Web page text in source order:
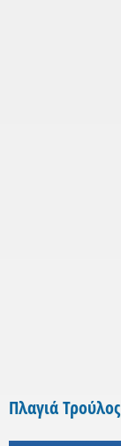
Πλαγιά Τρούλος